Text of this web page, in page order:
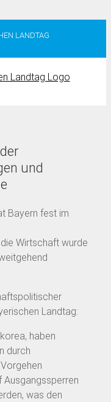
LANDTAG
und
Bayern fest im
Wirtschaft wurde
Landtag:
haben
durch
was den